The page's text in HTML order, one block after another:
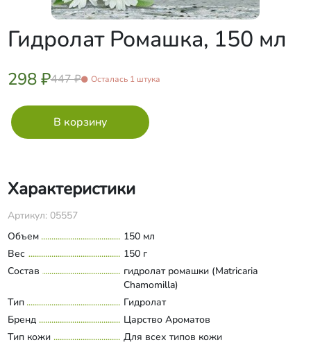
Гидролат Ромашка, 150 мл
298 ₽447 ₽ Осталась 1 штука
Характеристики
Артикул: 05557
Объем
150 мл
Вес
150 г
Состав
гидролат ромашки (Matricaria
Chamomilla)
Тип
Гидролат
Бренд
Царство Ароматов
Тип кожи
Для всех типов кожи